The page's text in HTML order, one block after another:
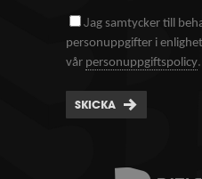
Jag samtycker till
personuppgifter i
vår personuppgiftspolicy.
SKICKA